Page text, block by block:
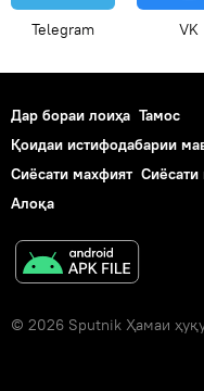
Telegram VK
Дар бораи лоиҳа Тамос
Қоидаи истифодабарии
Сиёсати махфият Сиёсати
Алоқа
© 2026 Sputnik Ҳамаи